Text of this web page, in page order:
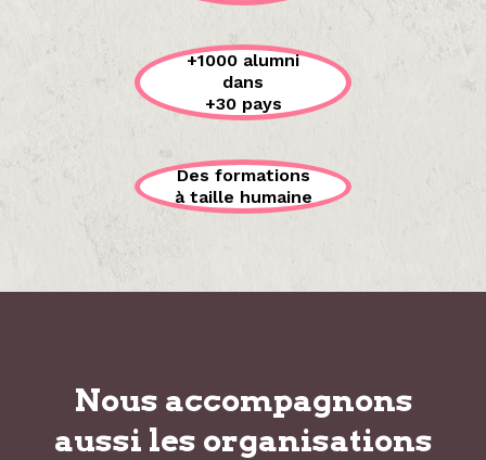
+1000 alumni
dans
+30 pays
Des formations
à taille humaine
Nous accompagnons
aussi les organisations